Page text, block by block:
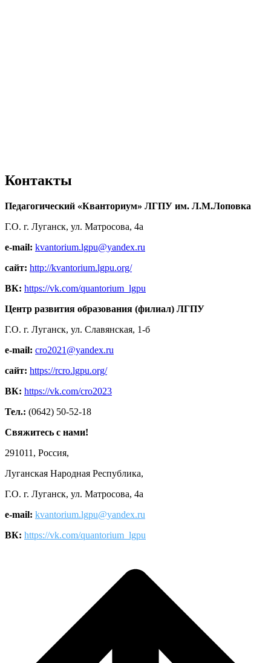
Контакты
Педагогический «Кванториум» ЛГПУ им. Л.М.Лоповка
Г.О. г. Луганск, ул. Матросова, 4а
e-mail: kvantorium.lgpu@yandex.ru
сайт: http://kvantorium.lgpu.org/
ВК: https://vk.com/quantorium_lgpu
Центр развития образования (филиал) ЛГПУ
Г.О. г. Луганск, ул. Славянская, 1-б
e-mail: cro2021@yandex.ru
сайт: https://rcro.lgpu.org/
ВК: https://vk.com/cro2023
Тел.: (0642) 50-52-18
Свяжитесь с нами!
291011, Россия,
Луганская Народная Республика,
Г.О. г. Луганск, ул. Матросова, 4а
e-mail: kvantorium.lgpu@yandex.ru
ВК: https://vk.com/quantorium_lgpu